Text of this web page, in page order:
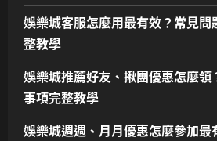
娛樂城客服怎麼用最有效？常見
整教學
娛樂城推薦好友、揪團優惠怎麼領
事項完整教學
娛樂城週週、月月優惠怎麼參加